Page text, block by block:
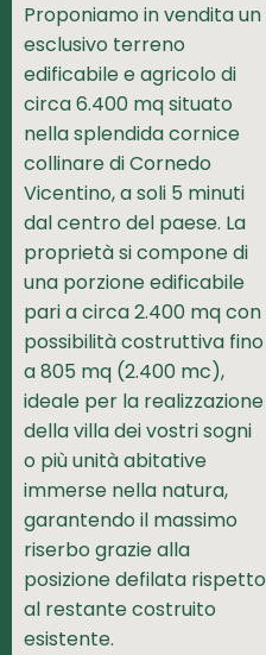
Proponiamo in vendita un
esclusivo terreno
edificabile e agricolo di
circa 6.400 mq situato
nella splendida cornice
collinare di Cornedo
Vicentino, a soli 5 minuti
dal centro del paese. La
proprietà si compone di
una porzione edificabile
pari a circa 2.400 mq con
possibilità costruttiva fino
a 805 mq (2.400 mc),
ideale per la realizzazione
della villa dei vostri sogni
o più unità abitative
immerse nella natura,
garantendo il massimo
riserbo grazie alla
posizione defilata rispetto
al restante costruito
esistente.